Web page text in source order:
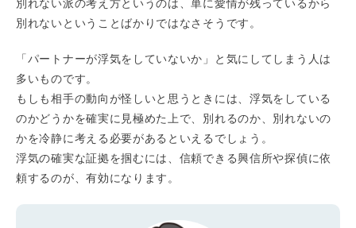
別れない派の考え方というのは、単に愛情が残っているから
別れないということばかりではなさそうです。
「パートナーが浮気をしていないか」と気にしてしまう人は
多いものです。
もしも相手の動向が怪しいと思うときには、浮気をしている
のかどうかを確実に見極めた上で、別れるのか、別れないの
かを冷静に考える必要があるといえるでしょう。
浮気の確実な証拠を掴むには、信頼できる興信所や探偵に依
頼するのが、有効になります。